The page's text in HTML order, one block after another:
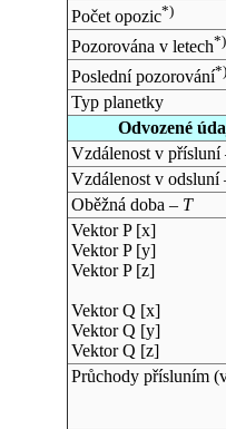
Počet opozic*)
Pozorována v letech*)
Poslední pozorování*)
Typ planetky
Odvozené
Vzdálenost v přísluní
Vzdálenost v odsluní
Oběžná doba – T
Vektor P [x]
Vektor P [y]
Vektor P [z]
Vektor Q [x]
Vektor Q [y]
Vektor Q [z]
Průchody přísluním